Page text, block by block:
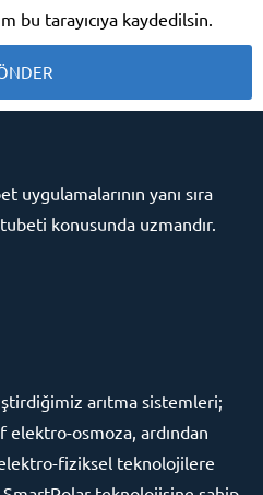
bu tarayıcıya kaydedilsin.
yanı sıra
konusunda uzmandır.
arıtma sistemleri;
osmoza, ardından
fiziksel teknolojilere